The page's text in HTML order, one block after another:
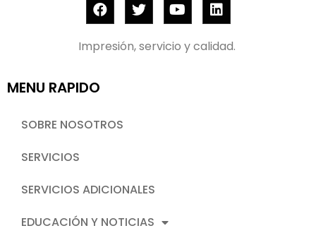
Impresión, servicio y calidad.
MENU RAPIDO
SOBRE NOSOTROS
SERVICIOS
SERVICIOS ADICIONALES
EDUCACIÓN Y NOTICIAS